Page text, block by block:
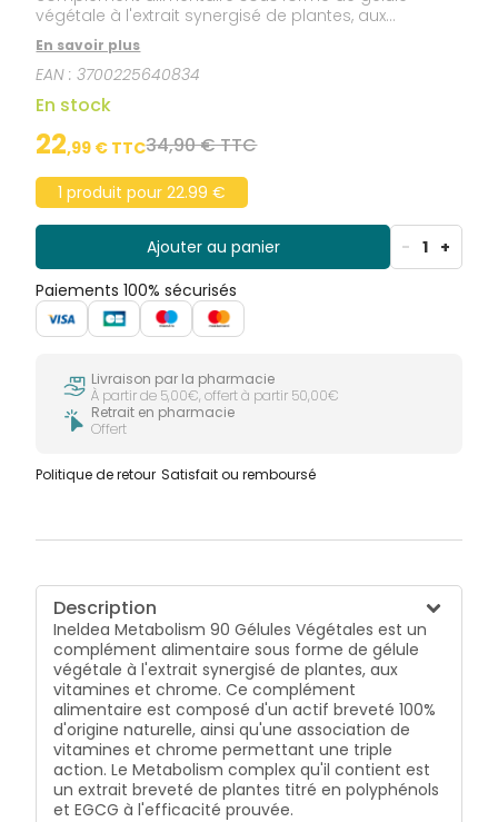
végétale à l'extrait synergisé de plantes, aux
vitamines et chrome. Ce complément alimentaire
est composé d'un actif breveté 100% d'origine
naturelle, ainsi qu'une association de vitamines et
chrome permettant une triple action. Le Metabolism
complex qu'il contient est un extrait breveté de
plantes titré en polyphénols et EGCG à l'efficacité
prouvée.
En savoir plus
EAN :3700225640834
En stock
22,99 € TTC34,90 € TTC
1 produit pour 22.99 €
Ajouter au panier - 1 +
Paiements 100% sécurisés
Livraison par la pharmacie
À partir de 5,00€, offert à partir 50,00€
Retrait en pharmacie
Offert
Politique de retour Satisfait ou remboursé
Description
Ineldea Metabolism 90 Gélules Végétales est un
complément alimentaire sous forme de gélule
végétale à l'extrait synergisé de plantes, aux
vitamines et chrome. Ce complément
alimentaire est composé d'un actif breveté 100%
d'origine naturelle, ainsi qu'une association de
vitamines et chrome permettant une triple
action. Le Metabolism complex qu'il contient est
un extrait breveté de plantes titré en polyphénols
et EGCG à l'efficacité prouvée.